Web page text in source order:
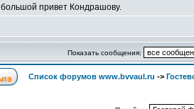
большой привет Кондрашову.
Показать сообщения:
Список форумов www.bvvaul.ru ->